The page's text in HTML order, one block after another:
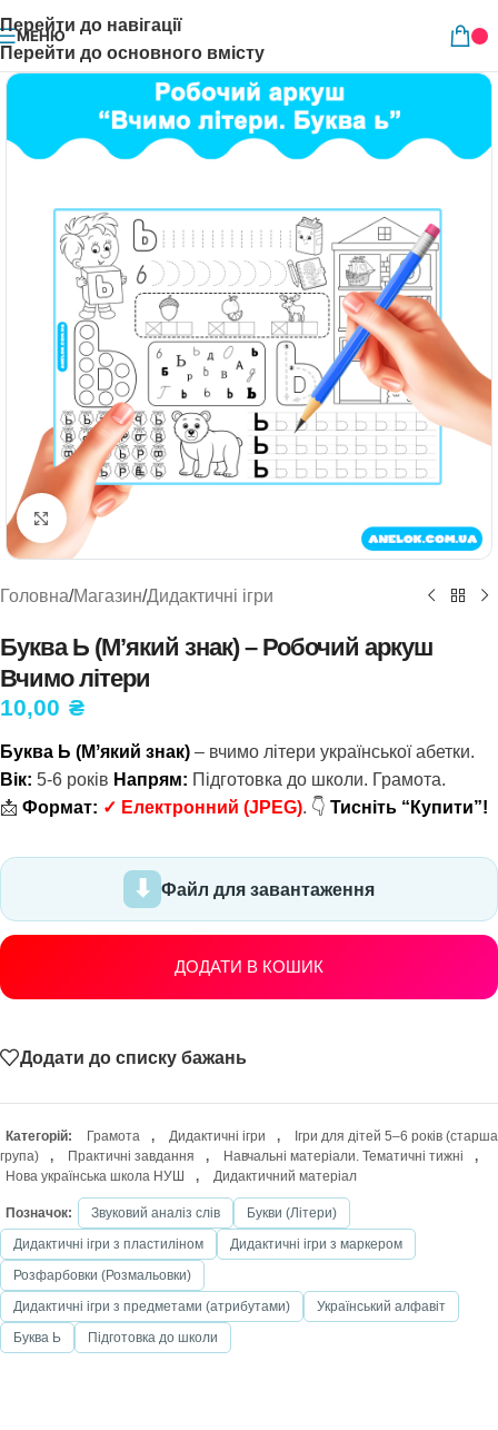
Перейти до навігації
Перейти до основного вмісту
МЕНЮ
Натисніть, щоб збільшити
Головна/Магазин/Дидактичні ігри
Буква Ь (Мʼякий знак) – Робочий аркуш
Вчимо літери
10,00 ₴
Буква Ь (Мʼякий знак) – вчимо літери української абетки.
Вік: 5-6 років Напрям: Підготовка до школи. Грамота.
📩 Формат: ✓ Електронний (JPEG). 👇 Тисніть “Купити”!
Файл для завантаження
ДОДАТИ В КОШИК
Додати до списку бажань
Категорій: Грамота , Дидактичні ігри ,
Ігри для дітей 5–6 років (старша
група)
, Практичні завдання , Навчальні матеріали. Тематичні тижні
,
Нова українська школа НУШ
, Дидактичний матеріал
Позначок: Звуковий аналіз слів
Букви (Літери)
Дидактичні ігри з пластиліном
Дидактичні ігри з маркером
Розфарбовки (Розмальовки)
Дидактичні ігри з предметами (атрибутами)
Український алфавіт
Буква Ь
Підготовка до школи